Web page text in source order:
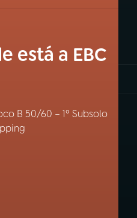
está a EBC
B 50/60 – 1º Subsolo